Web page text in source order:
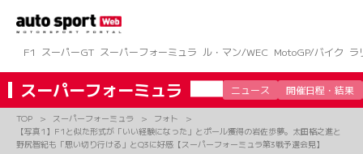
ツ
へ
ス
キ
F1 スーパーGT スーパーフォーミュラ ル・マン/WEC MotoGP/バイク ラ
スーパーフォーミュラ ニュース 開催日程・結果
TOP スーパーフォーミュラ
フォト
【写真1】F1と似た形式が「いい経験になった」とポール獲得の岩佐歩夢。太田格之進と
野尻智紀も「思い切り行ける」とQ3に好感【スーパーフォーミュラ第3戦予選会見】